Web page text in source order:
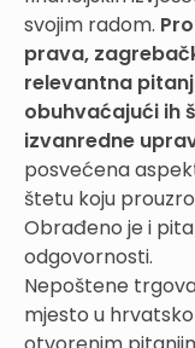
svojim radom.
prava,
relevantna
obuhvaćajući ih
izvanredne
posvećena
štetu koju
Obrađeno je i
odgovornosti.
Nepoštene
mjesto u